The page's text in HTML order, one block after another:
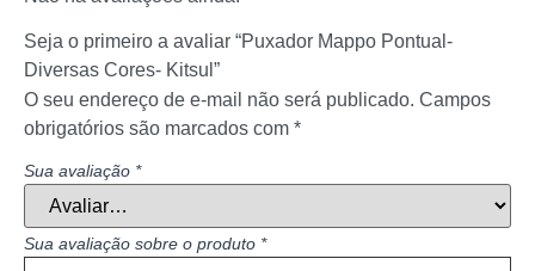
Seja o primeiro a avaliar “Puxador Mappo Pontual-
Diversas Cores- Kitsul”
O seu endereço de e-mail não será publicado. Campos
obrigatórios são marcados com *
Sua avaliação *
Sua avaliação sobre o produto *